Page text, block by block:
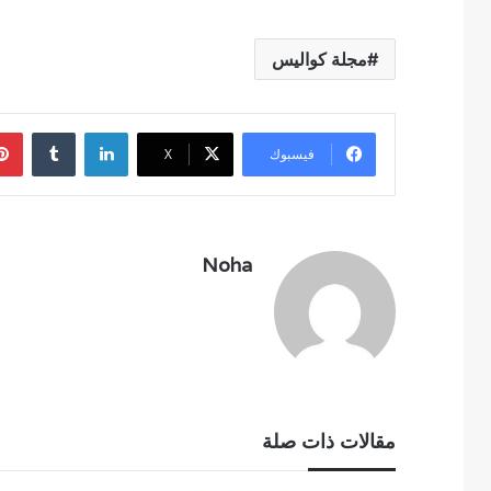
مجلة كواليس
فيسبوك ‫X
لينكدإن
Noha
مقالات ذات صلة